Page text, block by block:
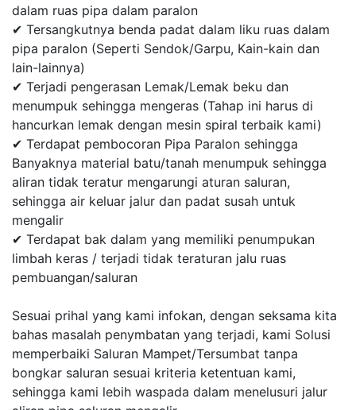
dalam ruas pipa dalam paralon
✔ Tersangkutnya benda padat dalam liku ruas dalam
pipa paralon (Seperti Sendok/Garpu, Kain-kain dan
lain-lainnya)
✔ Terjadi pengerasan Lemak/Lemak beku dan
menumpuk sehingga mengeras (Tahap ini harus di
hancurkan lemak dengan mesin spiral terbaik kami)
✔ Terdapat pembocoran Pipa Paralon sehingga
Banyaknya material batu/tanah menumpuk sehingga
aliran tidak teratur mengarungi aturan saluran,
sehingga air keluar jalur dan padat susah untuk
mengalir
✔ Terdapat bak dalam yang memiliki penumpukan
limbah keras / terjadi tidak teraturan jalu ruas
pembuangan/saluran
Sesuai prihal yang kami infokan, dengan seksama kita
bahas masalah penymbatan yang terjadi, kami Solusi
memperbaiki Saluran Mampet/Tersumbat tanpa
bongkar saluran sesuai kriteria ketentuan kami,
sehingga kami lebih waspada dalam menelusuri jalur